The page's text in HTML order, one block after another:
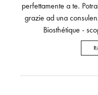
perfettamente a te.
grazie ad una
Biosthétique -